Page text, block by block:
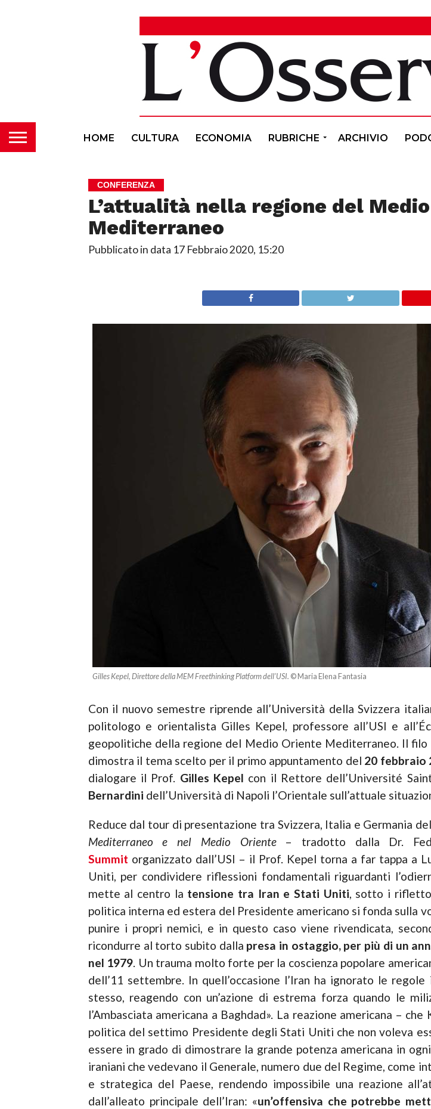
HOME CULTURA ECONOMIA RUBRICHE ARCHIVIO
CONFERENZA
L’attualità nella regione del
Mediterraneo
Pubblicato in data 17 Febbraio 2020, 15:20
Gilles Kepel, Direttore della MEM Freethinking Platform dell’USI. © Maria Elena Fantasia
Con il nuovo semestre riprende all’Università della Svizzera
politologo e orientalista Gilles Kepel, professore all’USI e
geopolitiche della regione del Medio Oriente Mediterraneo. Il
dimostra il tema scelto per il primo appuntamento del 20 febbraio
dialogare il Prof. Gilles Kepel con il Rettore dell’Université
Bernardini dell’Università di Napoli l’Orientale sull’attuale
Reduce dal tour di presentazione tra Svizzera, Italia e Germania
Mediterraneo e nel Medio Oriente
– tradotto dalla Dr.
Summit organizzato dall’USI – il Prof. Kepel torna a far tappa a
Uniti, per condividere riflessioni fondamentali riguardanti
mette al centro la tensione tra Iran e Stati Uniti, sotto i
politica interna ed estera del Presidente americano si fonda sulla
punire i propri nemici, e in questo caso viene rivendicata,
ricondurre al torto subito dalla presa in ostaggio, per più di un
nel 1979. Un trauma molto forte per la coscienza popolare
dell’11 settembre. In quell’occasione l’Iran ha ignorato le
stesso, reagendo con un’azione di estrema forza quando le
l’Ambasciata americana a Baghdad». La reazione americana –
politica del settimo Presidente degli Stati Uniti che non voleva
essere in grado di dimostrare la grande potenza americana in
iraniani che vedevano il Generale, numero due del Regime, come
e strategica del Paese, rendendo impossibile una reazione
dall’alleato principale dell’Iran: «un’offensiva che potrebbe